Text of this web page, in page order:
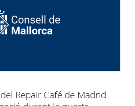
Repair Café de Madrid